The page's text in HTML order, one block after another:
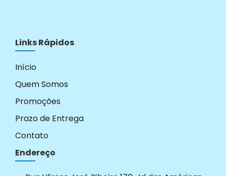
Links Rápidos
Início
Quem Somos
Promoções
Prazo de Entrega
Contato
Endereço